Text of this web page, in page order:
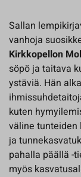
Sallan
vanhoja
Kirkkopellon
söpö ja taitava
ystäviä. Hän
kuten
väline tunteiden
ja
pahalla päällä -
myös